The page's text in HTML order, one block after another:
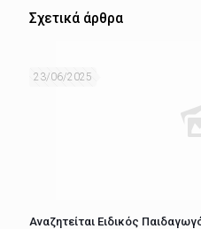
Σχετικά άρθρα
23/06/2025
Αναζητείται Ειδικός